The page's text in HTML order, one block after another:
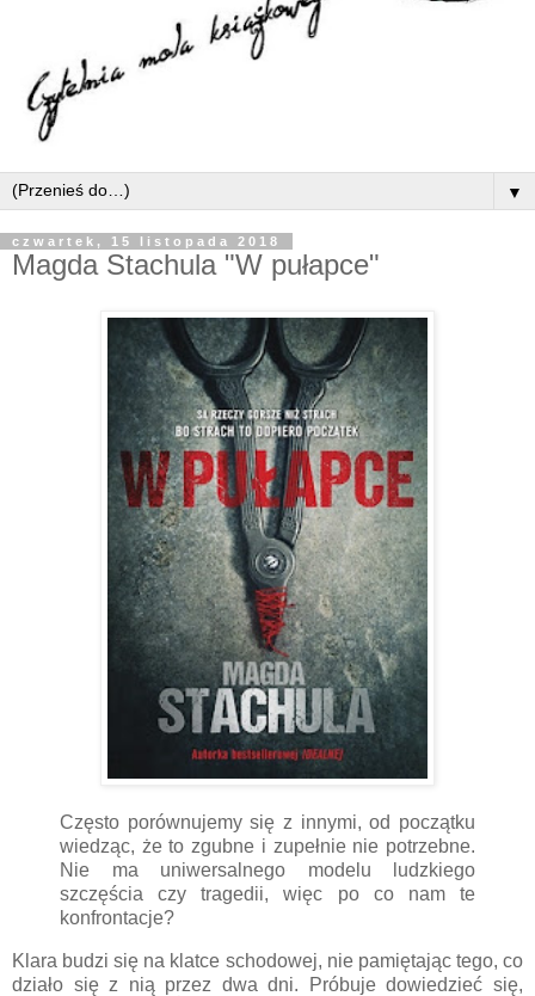
▼
czwartek, 15 listopada 2018
Magda Stachula "W pułapce"
Często porównujemy się z innymi, od początku
wiedząc, że to zgubne i zupełnie nie potrzebne.
Nie ma uniwersalnego modelu ludzkiego
szczęścia czy tragedii, więc po co nam te
konfrontacje?
Klara budzi się na klatce schodowej, nie pamiętając tego, co
działo się z nią przez dwa dni. Próbuje dowiedzieć się,